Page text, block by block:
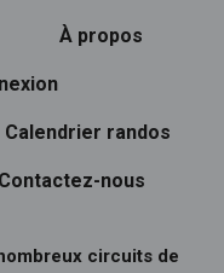
À propos
Calendrier randos
Contactez-nous
circuits de